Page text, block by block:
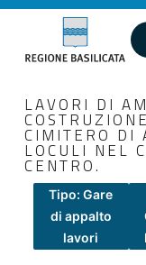
LAVORI DI
CIMITERO DI
LOCULI NEL
CENTRO.
Tipo: Gare
di appalto
lavori